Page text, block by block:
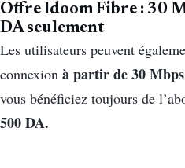
Offre Idoom Fibre : 30
DA seulement
Les utilisateurs peuvent
connexion à partir de 30 Mbps
vous bénéficiez toujours de
500 DA.